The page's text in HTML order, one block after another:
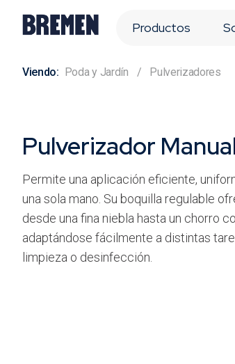
Productos
Poda y Jardín Pulverizadores
Pulverizador
Permite una aplicación eficiente,
una sola mano. Su boquilla regulable
desde una fina niebla hasta un chorro
adaptándose fácilmente a distintas
limpieza o desinfección.